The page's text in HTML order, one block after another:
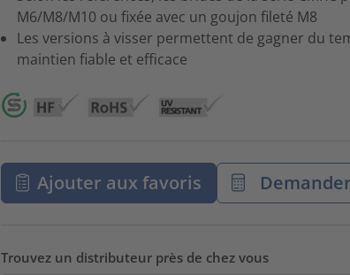
M6/M8/M10 ou fixée avec un goujon fileté M8
Les versions à visser permettent de gagner du
maintien fiable et efficace
Ajouter aux favoris
Trouvez un distributeur près de chez vous